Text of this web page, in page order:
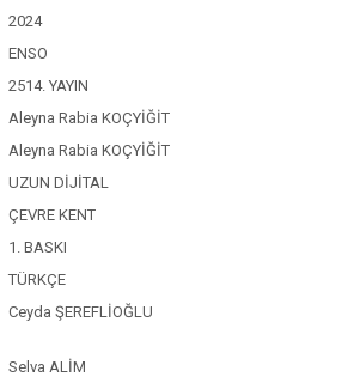
2024
ENSO
2514. YAYIN
Aleyna Rabia KOÇYİĞİT
Aleyna Rabia KOÇYİĞİT
UZUN DİJİTAL
ÇEVRE KENT
1. BASKI
TÜRKÇE
Ceyda ŞEREFLİOĞLU
Selva ALİM